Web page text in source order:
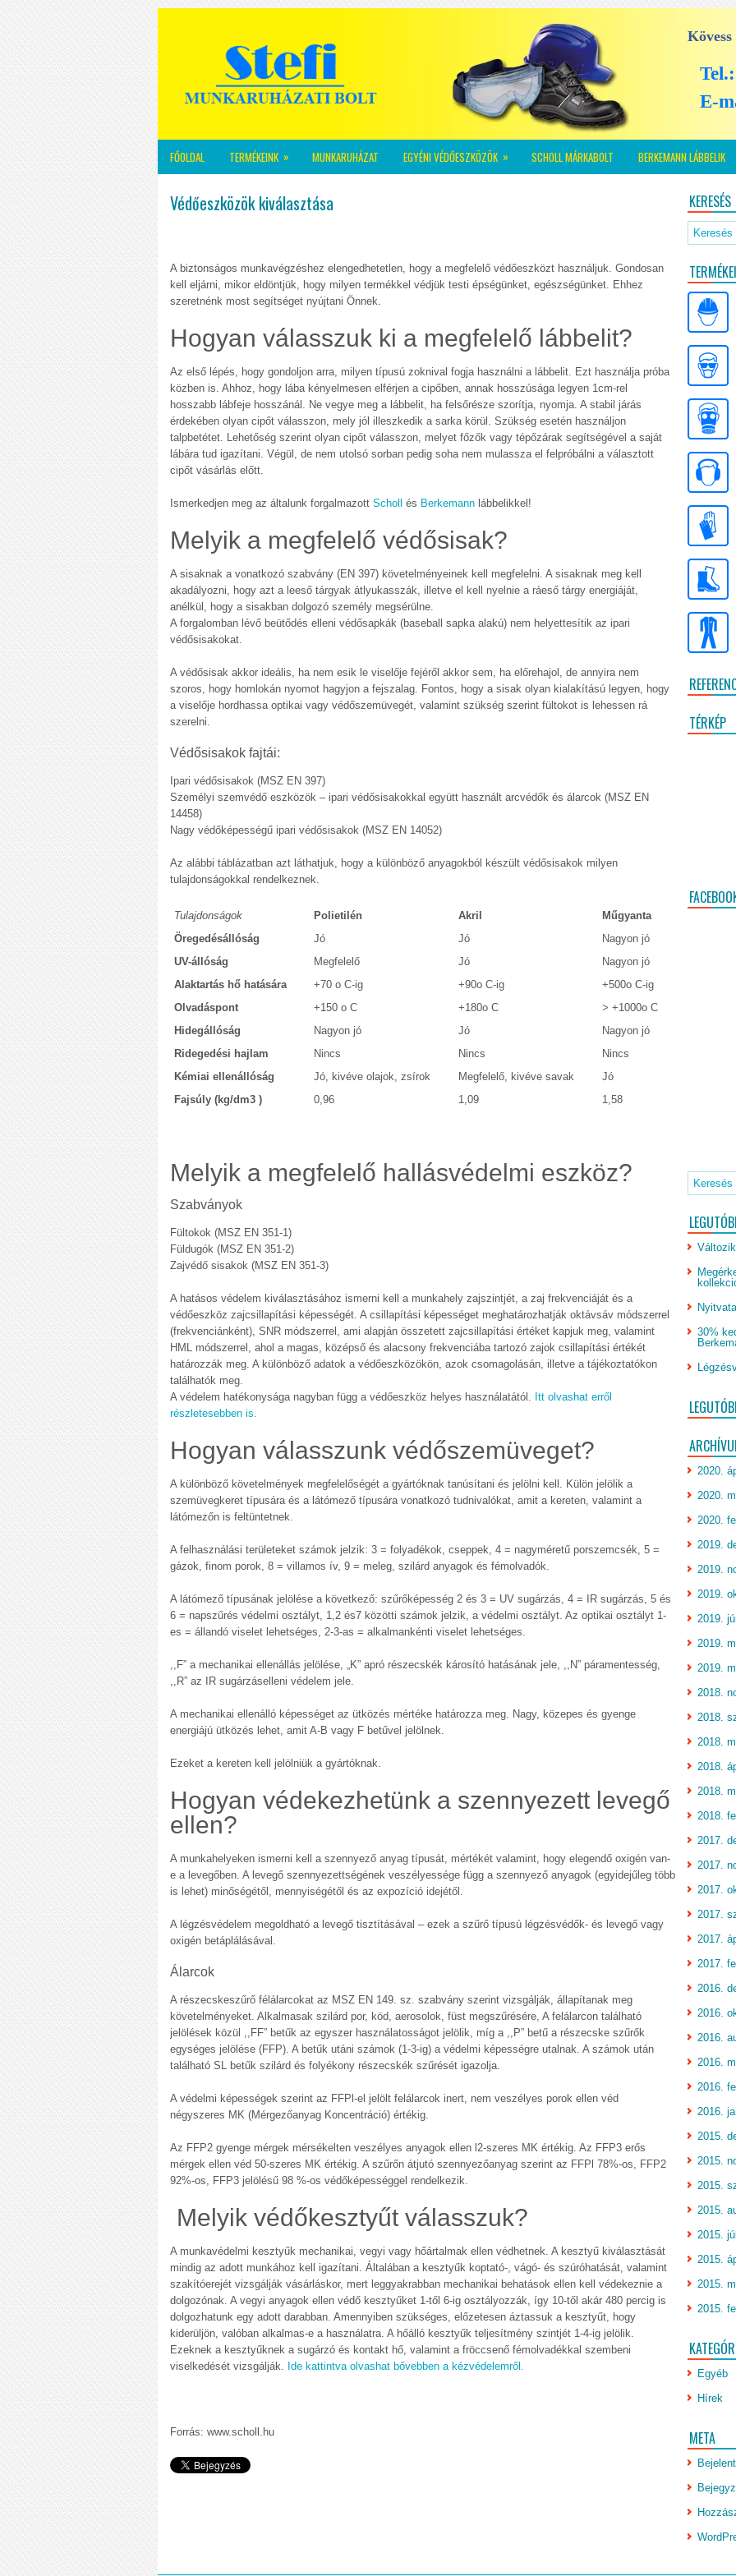
E-
FŐOLDAL TERMÉKEINK » MUNKARUHÁZAT EGYÉNI VÉDŐESZKÖZÖK » SCHOLL MÁRKABOLT BERKEMANN LÁBBELIK
Védőeszközök kiválasztása
A biztonságos munkavégzéshez elengedhetetlen, hogy a megfelelő védőeszközt használjuk. Gondosan
kell eljárni, mikor eldöntjük, hogy milyen termékkel védjük testi épségünket, egészségünket. Ehhez
szeretnénk most segítséget nyújtani Önnek.
Hogyan válasszuk ki a megfelelő lábbelit?
Az első lépés, hogy gondoljon arra, milyen típusú zoknival fogja használni a lábbelit. Ezt használja próba
közben is. Ahhoz, hogy lába kényelmesen elférjen a cipőben, annak hosszúsága legyen 1cm-rel
hosszabb lábfeje hosszánál. Ne vegye meg a lábbelit, ha felsőrésze szorítja, nyomja. A stabil járás
érdekében olyan cipőt válasszon, mely jól illeszkedik a sarka körül. Szükség esetén használjon
talpbetétet. Lehetőség szerint olyan cipőt válasszon, melyet főzők vagy tépőzárak segítségével a saját
lábára tud igazítani. Végül, de nem utolsó sorban pedig soha nem mulassza el felpróbálni a választott
cipőt vásárlás előtt.
Ismerkedjen meg az általunk forgalmazott Scholl és Berkemann lábbelikkel!
Melyik a megfelelő védősisak?
A sisaknak a vonatkozó szabvány (EN 397) követelményeinek kell megfelelni. A sisaknak meg kell
akadályozni, hogy azt a leeső tárgyak átlyukasszák, illetve el kell nyelnie a ráeső tárgy energiáját,
anélkül, hogy a sisakban dolgozó személy megsérülne.
A forgalomban lévő beütődés elleni védősapkák (baseball sapka alakú) nem helyettesítik az ipari
védősisakokat.
A védősisak akkor ideális, ha nem esik le viselője fejéről akkor sem, ha előrehajol, de annyira nem
szoros, hogy homlokán nyomot hagyjon a fejszalag. Fontos, hogy a sisak olyan kialakítású legyen, hogy
a viselője hordhassa optikai vagy védőszemüvegét, valamint szükség szerint fültokot is lehessen rá
szerelni.
Védősisakok fajtái:
Ipari védősisakok (MSZ EN 397)
Személyi szemvédő eszközök – ipari védősisakokkal együtt használt arcvédők és álarcok (MSZ EN
14458)
Nagy védőképességű ipari védősisakok (MSZ EN 14052)
Az alábbi táblázatban azt láthatjuk, hogy a különböző anyagokból készült védősisakok milyen
tulajdonságokkal rendelkeznek.
Tulajdonságok Polietilén Akril
Műgyanta
Öregedésállóság
Jó Jó
Nagyon jó
UV-állóság
Megfelelő Jó
Nagyon jó
Alaktartás hő hatására
+70 o C-ig +90o C-ig
+500o C-ig
Olvadáspont
+150 o C +180o C
> +1000o C
Hidegállóság
Nagyon jó Jó
Nagyon jó
Ridegedési hajlam
Nincs Nincs
Nincs
Kémiai ellenállóság
Jó, kivéve olajok, zsírok Megfelelő, kivéve savak
Jó
Fajsúly (kg/dm3 )
0,96 1,09 1,58
Melyik a megfelelő hallásvédelmi eszköz?
Szabványok
Fültokok (MSZ EN 351-1)
Füldugók (MSZ EN 351-2)
Zajvédő sisakok (MSZ EN 351-3)
A hatásos védelem kiválasztásához ismerni kell a munkahely zajszintjét, a zaj frekvenciáját és a
védőeszköz zajcsillapítási képességét. A csillapítási képességet meghatározhatják oktávsáv módszerrel
(frekvenciánként), SNR módszerrel, ami alapján összetett zajcsillapítási értéket kapjuk meg, valamint
HML módszerrel, ahol a magas, középső és alacsony frekvenciába tartozó zajok csillapítási értékét
határozzák meg. A különböző adatok a védőeszközökön, azok csomagolásán, illetve a tájékoztatókon
találhatók meg.
A védelem hatékonysága nagyban függ a védőeszköz helyes használatától. Itt olvashat erről
részletesebben is.
Hogyan válasszunk védőszemüveget?
A különböző követelmények megfelelőségét a gyártóknak tanúsítani és jelölni kell. Külön jelölik a
szemüvegkeret típusára és a látómező típusára vonatkozó tudnivalókat, amit a kereten, valamint a
látómezőn is feltüntetnek.
A felhasználási területeket számok jelzik: 3 = folyadékok, cseppek, 4 = nagyméretű porszemcsék, 5 =
gázok, finom porok, 8 = villamos ív, 9 = meleg, szilárd anyagok és fémolvadók.
A látómező típusának jelölése a következő: szűrőképesség 2 és 3 = UV sugárzás, 4 = IR sugárzás, 5 és
6 = napszűrés védelmi osztályt, 1,2 és7 közötti számok jelzik, a védelmi osztályt. Az optikai osztályt 1-
es = állandó viselet lehetséges, 2-3-as = alkalmankénti viselet lehetséges.
,,F” a mechanikai ellenállás jelölése, „K” apró részecskék károsító hatásának jele, ,,N” páramentesség,
,,R” az IR sugárzáselleni védelem jele.
A mechanikai ellenálló képességet az ütközés mértéke határozza meg. Nagy, közepes és gyenge
energiájú ütközés lehet, amit A-B vagy F betűvel jelölnek.
Ezeket a kereten kell jelölniük a gyártóknak.
Hogyan védekezhetünk a szennyezett levegő
ellen?
A munkahelyeken ismerni kell a szennyező anyag típusát, mértékét valamint, hogy elegendő oxigén van-
e a levegőben. A levegő szennyezettségének veszélyessége függ a szennyező anyagok (egyidejűleg több
is lehet) minőségétől, mennyiségétől és az expozíció idejétől.
A légzésvédelem megoldható a levegő tisztításával – ezek a szűrő típusú légzésvédők- és levegő vagy
oxigén betáplálásával.
Álarcok
A részecskeszűrő félálarcokat az MSZ EN 149. sz. szabvány szerint vizsgálják, állapítanak meg
követelményeket. Alkalmasak szilárd por, köd, aerosolok, füst megszűrésére, A felálarcon található
jelölések közül ,,FF” betűk az egyszer használatosságot jelölik, míg a ,,P” betű a részecske szűrők
egységes jelölése (FFP). A betűk utáni számok (1-3-ig) a védelmi képességre utalnak. A számok után
található SL betűk szilárd és folyékony részecskék szűrését igazolja.
A védelmi képességek szerint az FFPl-el jelölt felálarcok inert, nem veszélyes porok ellen véd
négyszeres MK (Mérgezőanyag Koncentráció) értékig.
Az FFP2 gyenge mérgek mérsékelten veszélyes anyagok ellen l2-szeres MK értékig. Az FFP3 erős
mérgek ellen véd 50-szeres MK értékig. A szűrőn átjutó szennyezőanyag szerint az FFPl 78%-os, FFP2
92%-os, FFP3 jelölésű 98 %-os védőképességgel rendelkezik.
Melyik védőkesztyűt válasszuk?
A munkavédelmi kesztyűk mechanikai, vegyi vagy hőártalmak ellen védhetnek. A kesztyű kiválasztását
mindig az adott munkához kell igazítani. Általában a kesztyűk koptató-, vágó- és szúróhatását, valamint
szakítóerejét vizsgálják vásárláskor, mert leggyakrabban mechanikai behatások ellen kell védekeznie a
dolgozónak. A vegyi anyagok ellen védő kesztyűket 1-től 6-ig osztályozzák, így 10-től akár 480 percig is
dolgozhatunk egy adott darabban. Amennyiben szükséges, előzetesen áztassuk a kesztyűt, hogy
kiderüljön, valóban alkalmas-e a használatra. A hőálló kesztyűk teljesítmény szintjét 1-4-ig jelölik.
Ezeknek a kesztyűknek a sugárzó és kontakt hő, valamint a fröccsenő fémolvadékkal szembeni
viselkedését vizsgálják. Ide kattintva olvashat bővebben a kézvédelemről.
Forrás: www.scholl.hu
KERESÉS
TÉRKÉP
30%
2020.
2020.
2020.
2019.
2019.
2019.
2019.
2019.
2019.
2018.
2018.
2018.
2018.
2018.
2018.
2017.
2017.
2017.
2017.
2017.
2017.
2016.
2016.
2016.
2016.
2016.
2016.
2015.
2015.
2015.
2015.
2015.
2015.
2015.
2015.
Egyéb
Hírek
META